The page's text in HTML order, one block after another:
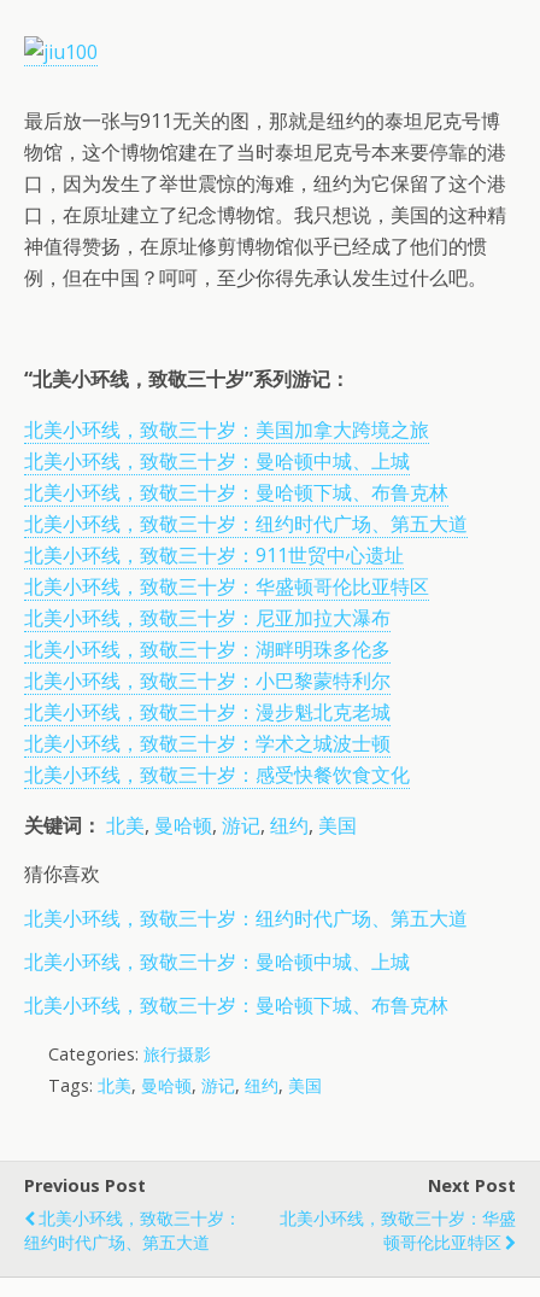
最后放一张与911无关的图，那就是纽约的泰坦尼克号博
物馆，这个博物馆建在了当时泰坦尼克号本来要停靠的港
口，因为发生了举世震惊的海难，纽约为它保留了这个港
口，在原址建立了纪念博物馆。我只想说，美国的这种精
神值得赞扬，在原址修剪博物馆似乎已经成了他们的惯
例，但在中国？呵呵，至少你得先承认发生过什么吧。
“北美小环线，致敬三十岁”系列游记：
北美小环线，致敬三十岁：美国加拿大跨境之旅
北美小环线，致敬三十岁：曼哈顿中城、上城
北美小环线，致敬三十岁：曼哈顿下城、布鲁克林
北美小环线，致敬三十岁：纽约时代广场、第五大道
北美小环线，致敬三十岁：911世贸中心遗址
北美小环线，致敬三十岁：华盛顿哥伦比亚特区
北美小环线，致敬三十岁：尼亚加拉大瀑布
北美小环线，致敬三十岁：湖畔明珠多伦多
北美小环线，致敬三十岁：小巴黎蒙特利尔
北美小环线，致敬三十岁：漫步魁北克老城
北美小环线，致敬三十岁：学术之城波士顿
北美小环线，致敬三十岁：感受快餐饮食文化
关键词： 北美, 曼哈顿, 游记, 纽约, 美国
猜你喜欢
北美小环线，致敬三十岁：纽约时代广场、第五大道
北美小环线，致敬三十岁：曼哈顿中城、上城
北美小环线，致敬三十岁：曼哈顿下城、布鲁克林
Categories: 旅行摄影
Tags: 北美, 曼哈顿, 游记, 纽约, 美国
Previous Post
北美小环线，致敬三十岁：
纽约时代广场、第五大道
Next Post
北美小环线，致敬三十岁：华盛
顿哥伦比亚特区